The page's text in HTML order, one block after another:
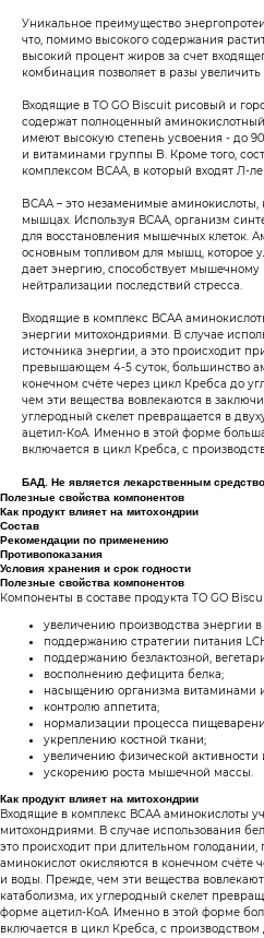
Уникальное преимущество
что, помимо высокого содержания
высокий процент жиров за счет
комбинация позволяет в разы
Входящие в TO GO Biscuit рисовый и
содержат полноценный
имеют высокую степень усвоения - до
и витаминами группы B. Кроме того,
комплексом BCAA, в который входят Л-
BCAA – это незаменимые
мышцах. Используя ВСАА, организм
для восстановления мышечных клеток.
основным топливом для мышц, которое
дает энергию, способствует
нейтрализации последствий стресса.
Входящие в комплекс ВСАА
энергии митохондриями. В случае
источника энергии, а это происходит
превышающем 4-5 суток, большинство
конечном счёте через цикл Кребса до
чем эти вещества вовлекаются в
углеродный скелет превращается в
ацетил-КоА. Именно в этой форме
включается в цикл Кребса, с
БАД. Не является лекарственным
Полезные свойства компонентов
Как продукт влияет на митохондрии
Состав
Рекомендации по применению
Противопоказания
Условия хранения и срок годности
Полезные свойства компонентов
Компоненты в составе продукта TO GO
увеличению производства энергии
поддержанию стратегии питания
поддержанию безлактозной,
восполнению дефицита белка;
насыщению организма витаминами
контролю аппетита;
нормализации процесса
укреплению костной ткани;
увеличению физической активности
ускорению роста мышечной массы.
Как продукт влияет на митохондрии
Входящие в комплекс ВСАА аминокислоты
митохондриями. В случае использования
это происходит при длительном
аминокислот окисляются в конечном счёте
и воды. Прежде, чем эти вещества
катаболизма, их углеродный скелет
форме ацетил-КоА. Именно в этой форме
включается в цикл Кребса, с производством